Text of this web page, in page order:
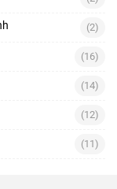
(2)
(16)
(14)
(12)
(11)